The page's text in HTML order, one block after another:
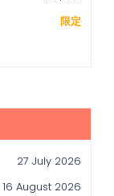
限定
27 July 2026
16 August 2026